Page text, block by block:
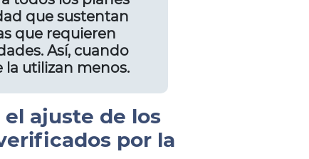
que sustentan
que requieren
Así, cuando
la utilizan menos.
ajuste de los
por la